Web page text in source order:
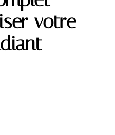
votre